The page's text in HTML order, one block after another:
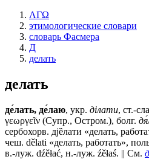
ΛΓΩ
этимологические словари
словарь Фасмера
Д
делать
делать
де́лать, де́лаю, укр. дiлати, ст.-
γεωργεῖν (Супр., Остром.), болг.
сербохорв. дjȅлати «делать,
чеш. dělati «делать, работать»,
в.-луж. dźěłać, н.-луж. źěłaś. || См.